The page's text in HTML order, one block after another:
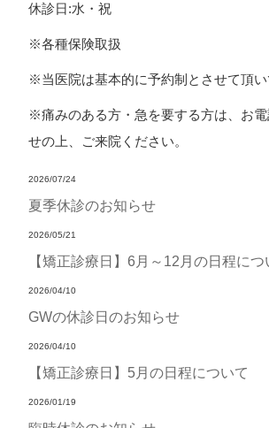
休診日:水・祝
※各種保険取扱
※当医院は基本的に予約制とさせて頂い
※痛みのある方・急を要する方は、お
せの上、ご来院ください。
2026/07/24
夏季休診のお知らせ
2026/05/21
【矯正診療日】6月～12月の日程につ
2026/04/10
GWの休診日のお知らせ
2026/04/10
【矯正診療日】5月の日程について
2026/01/19